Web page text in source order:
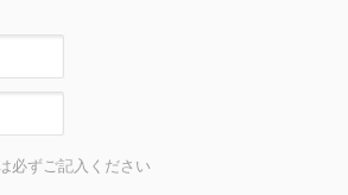
必ずご記入ください